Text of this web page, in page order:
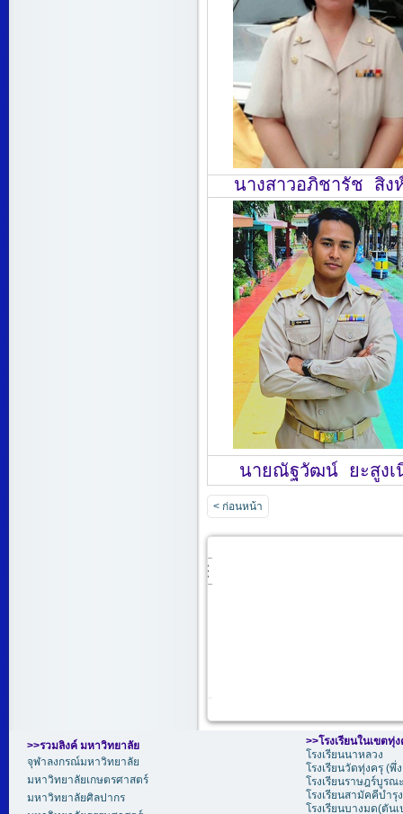
นางสาวอภิชารัช สิง
นายณัฐวัฒน์ ยะสูงเ
< ก่อนหน้า
>>รวมลิงค์ มหาวิทยาลัย
จุฬาลงกรณ์มหาวิทยาลัย
มหาวิทยาลัยเกษตรศาสตร์
มหาวิทยาลัยศิลปากร
>>โรงเรียนในเขตทุ่
โรงเรียนนาหลวง
โรงเรียนวัดทุ่งครุ (
โรงเรียนราษฎร์บูร
โรงเรียนสามัคคีบำรุง
โรงเรียนบางมด(ตัน